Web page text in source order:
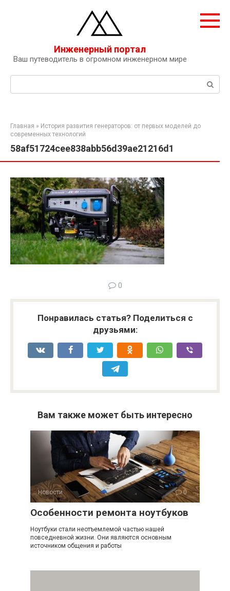
Инженерный портал
Ваш путеводитель в огромном инженерном мире
Поиск:
Главная » История развития генераторов: от первых моделей до
современных технологий
58af51724cee838abb56d39ae21216d1
0
Понравилась статья? Поделиться с
друзьями:
Вам также может быть интересно
Новости 0
Особенности ремонта ноутбуков
Ноутбуки стали неотъемлемой частью нашей
повседневной жизни. Они являются основным
источником общения и работы